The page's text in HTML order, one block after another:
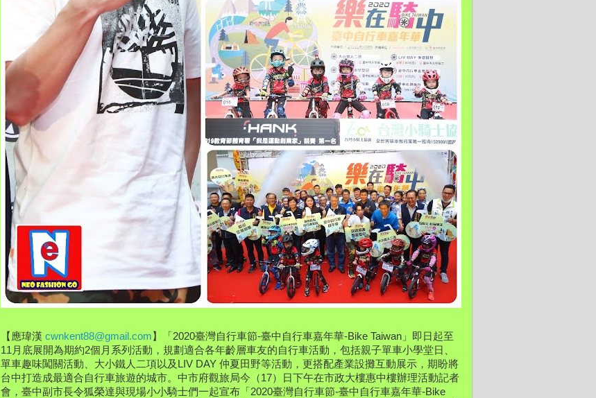
【應瑋漢 cwnkent88@gmail.com 】「2020臺灣自行車節-臺中自行車嘉年華-Bike Taiwan」即日起至
11月底展開為期約2個月系列活動，規劃適合各年齡層車友的自行車活動，包括親子單車小學堂日、
單車趣味闖關活動、大小鐵人二項以及LIV DAY 仲夏田野等活動，更搭配產業設攤互動展示，期盼將
台中打造成最適合自行車旅遊的城市。中市府觀旅局今（17）日下午在市政大樓惠中樓辦理活動記者
會，臺中副市長令狐榮達與現場小小騎士們一起宣布「2020臺灣自行車節-臺中自行車嘉年華-Bike